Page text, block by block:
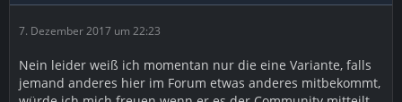
7. Dezember 2017 um 22:23
Nein leider weiß ich momentan nur die eine Variante, falls
jemand anderes hier im Forum etwas anderes mitbekommt,